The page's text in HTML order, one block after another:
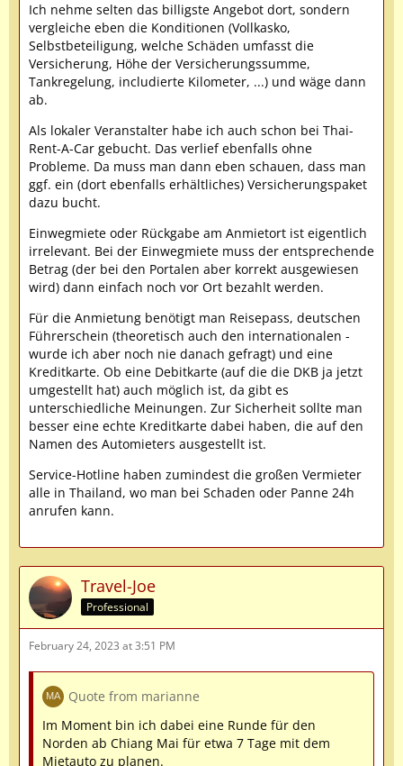
Ich nehme selten das billigste Angebot dort, sondern
vergleiche eben die Konditionen (Vollkasko,
Selbstbeteiligung, welche Schäden umfasst die
Versicherung, Höhe der Versicherungssumme,
Tankregelung, includierte Kilometer, ...) und wäge dann
ab.
Als lokaler Veranstalter habe ich auch schon bei Thai-
Rent-A-Car gebucht. Das verlief ebenfalls ohne
Probleme. Da muss man dann eben schauen, dass man
ggf. ein (dort ebenfalls erhältliches) Versicherungspaket
dazu bucht.
Einwegmiete oder Rückgabe am Anmietort ist eigentlich
irrelevant. Bei der Einwegmiete muss der entsprechende
Betrag (der bei den Portalen aber korrekt ausgewiesen
wird) dann einfach noch vor Ort bezahlt werden.
Für die Anmietung benötigt man Reisepass, deutschen
Führerschein (theoretisch auch den internationalen -
wurde ich aber noch nie danach gefragt) und eine
Kreditkarte. Ob eine Debitkarte (auf die die DKB ja jetzt
umgestellt hat) auch möglich ist, da gibt es
unterschiedliche Meinungen. Zur Sicherheit sollte man
besser eine echte Kreditkarte dabei haben, die auf den
Namen des Automieters ausgestellt ist.
Service-Hotline haben zumindest die großen Vermieter
alle in Thailand, wo man bei Schaden oder Panne 24h
anrufen kann.
Travel-Joe
Professional
February 24, 2023 at 3:51 PM
Quote from marianne
Im Moment bin ich dabei eine Runde für den
Norden ab Chiang Mai für etwa 7 Tage mit dem
Mietauto zu planen.